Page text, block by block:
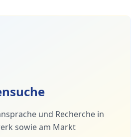
und Recherche in
sowie am Markt